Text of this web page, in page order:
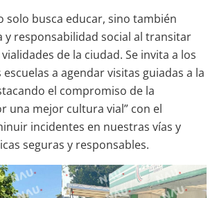
solo busca educar, sino también
y responsabilidad social al transitar
de la ciudad. Se invita a los
a agendar visitas guiadas a la
el compromiso de la
una mejor cultura vial” con el
incidentes en nuestras vías y
seguras y responsables.